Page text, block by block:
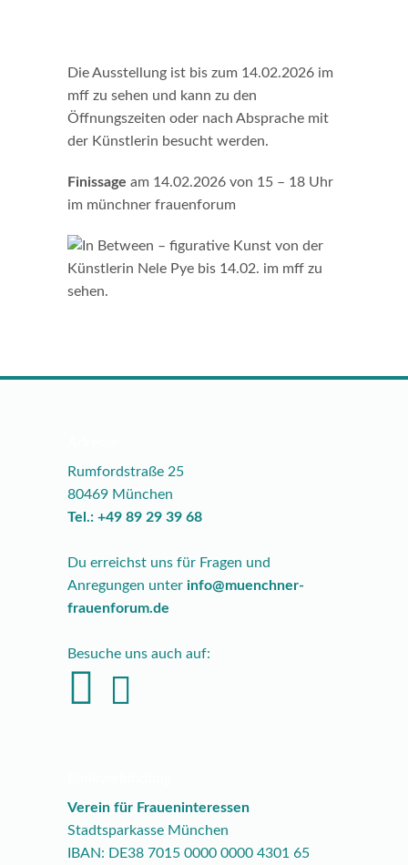
Die Ausstellung ist bis zum 14.02.2026 im
mff zu sehen und kann zu den
Öffnungszeiten oder nach Absprache mit
der Künstlerin besucht werden.
Finissage am 14.02.2026 von 15 – 18 Uhr
im münchner frauenforum
Rumfordstraße 25
80469 München
Tel.: +49 89 29 39 68
Du erreichst uns für Fragen und
Anregungen unter info@muenchner-
frauenforum.de
Besuche uns auch auf:
Verein für Fraueninteressen
Stadtsparkasse München
IBAN: DE38 7015 0000 0000 4301 65